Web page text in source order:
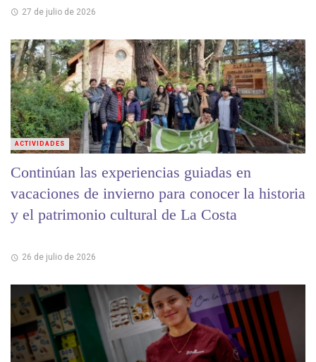
27 de julio de 2026
Continúan las experiencias guiadas en
vacaciones de invierno para conocer la historia
y el patrimonio cultural de La Costa
26 de julio de 2026
ACTIVIDADES